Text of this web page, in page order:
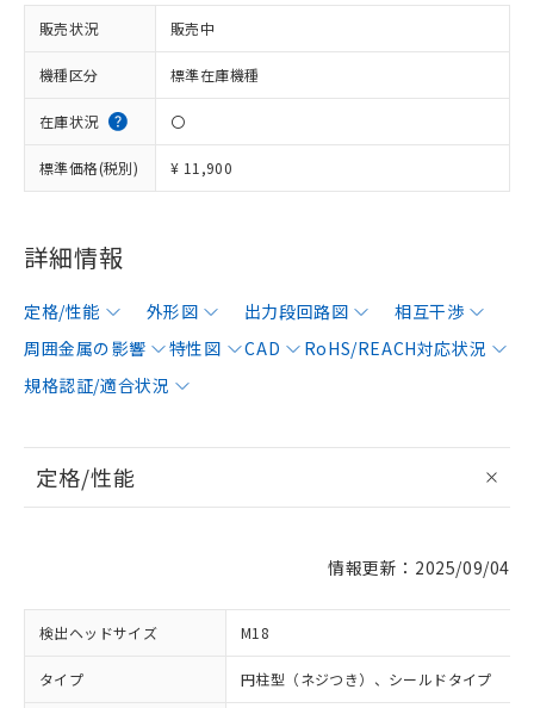
販売状況 販売中
機種区分 標準在庫機種
在庫状況 〇
標準価格(税別) ¥ 11,900
詳細情報
定格/性能 外形図 出力段回路図
相互干渉
周囲金属の影響
特性図 CAD
RoHS/REACH対応状況
規格認証/適合状況
定格/性能
情報更新：2025/09/04
検出ヘッドサイズ M18
タイプ 円柱型（ネジつき）、シールドタイプ